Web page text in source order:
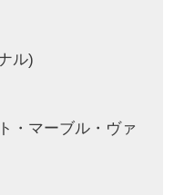
ル)
・マーブル・ヴァ